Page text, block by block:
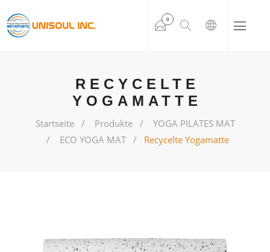
0
RECYCELTE
YOGAMATTE
Startseite Produkte
YOGA PILATES MAT
ECO YOGA MAT
Recycelte Yogamatte